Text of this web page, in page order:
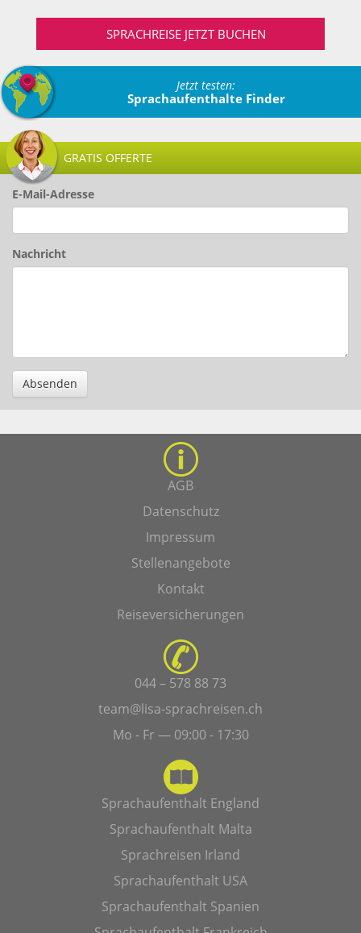
SPRACHREISE JETZT BUCHEN
Jetzt testen:
Sprachaufenthalte Finder
GRATIS OFFERTE
E-Mail-Adresse
Nachricht
Absenden
AGB
Datenschutz
Impressum
Stellenangebote
Kontakt
Reiseversicherungen
044 – 578 88 73
team@lisa-sprachreisen.ch
Mo - Fr — 09:00 - 17:30
Sprachaufenthalt England
Sprachaufenthalt Malta
Sprachreisen Irland
Sprachaufenthalt USA
Sprachaufenthalt Spanien